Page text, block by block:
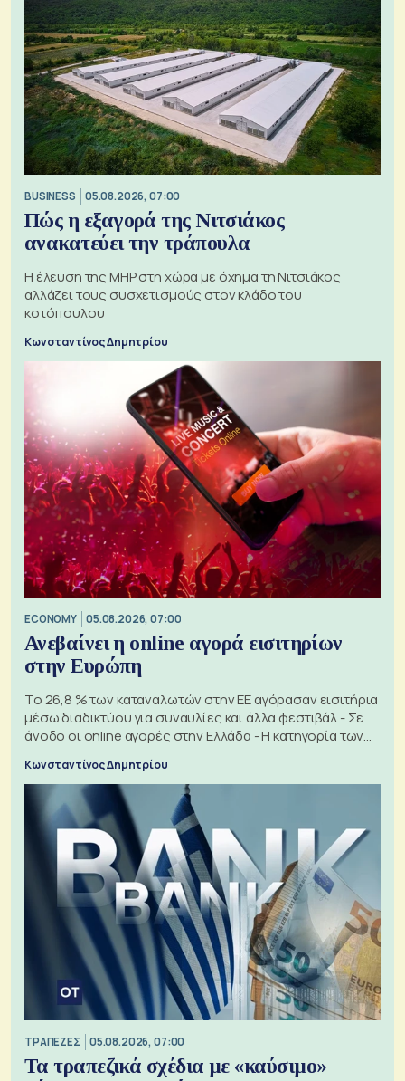
BUSINESS 05.08.2026, 07:00
Πώς η εξαγορά της Νιτσιάκος
ανακατεύει την τράπουλα
H έλευση της MHP στη χώρα με όχημα τη Νιτσιάκος
αλλάζει τους συσχετισμούς στον κλάδο του
κοτόπουλου
Κωνσταντίνος Δημητρίου
ECONOMY 05.08.2026, 07:00
Ανεβαίνει η online αγορά εισιτηρίων
στην Ευρώπη
Το 26,8 % των καταναλωτών στην ΕΕ αγόρασαν εισιτήρια
μέσω διαδικτύου για συναυλίες και άλλα φεστιβάλ - Σε
άνοδο οι online αγορές στην Ελλάδα - Η κατηγορία των
Κωνσταντίνος Δημητρίου
ΤΡΑΠΕΖΕΣ 05.08.2026, 07:00
Τα τραπεζικά σχέδια με «καύσιμο»